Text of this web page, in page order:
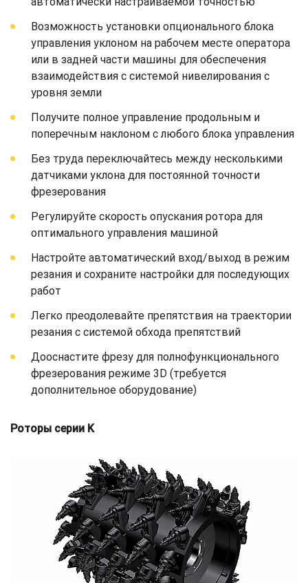
Возможность установки опционального блока
управления уклоном на рабочем месте оператора
или в задней части машины для обеспечения
взаимодействия с системой нивелирования с
уровня земли
Получите полное управление продольным и
поперечным наклоном с любого блока управления
Без труда переключайтесь между несколькими
датчиками уклона для постоянной точности
фрезерования
Регулируйте скорость опускания ротора для
оптимального управления машиной
Настройте автоматический вход/выход в режим
резания и сохраните настройки для последующих
работ
Легко преодолевайте препятствия на траектории
резания с системой обхода препятствий
Дооснастите фрезу для полнофункционального
фрезерования режиме 3D (требуется
дополнительное оборудование)
Роторы серии K